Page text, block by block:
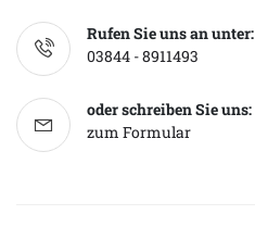
Rufen Sie uns an unter:
03844 - 8911493
oder schreiben Sie uns:
zum Formular